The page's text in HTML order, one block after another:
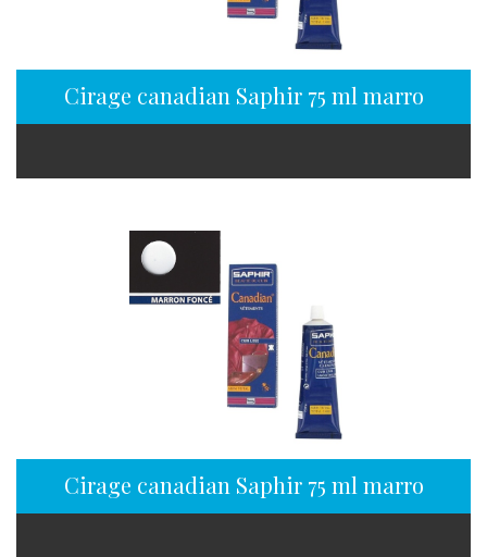
Cirage canadian Saphir 75 ml marron clair
Cirage canadian Saphir 75 ml marron